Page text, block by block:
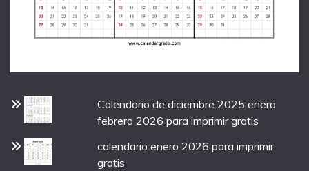
Calendario de diciembre 2025 enero
febrero 2026 para imprimir gratis
calendario enero 2026 para imprimir
gratis